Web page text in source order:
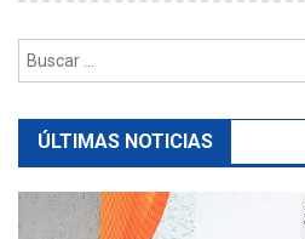
ÚLTIMAS NOTICIAS